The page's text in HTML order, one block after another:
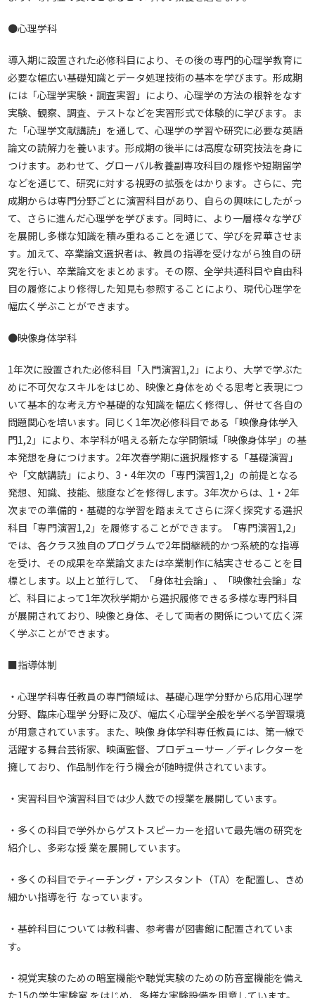
●心理学科
導入期に設置された必修科目により、その後の専門的心理学教育に
必要な幅広い基礎知識とデータ処理技術の基本を学びます。形成期
には「心理学実験・調査実習」により、心理学の方法の根幹をなす
実験、観察、調査、テストなどを実習形式で体験的に学びます。ま
た「心理学文献講読」を通して、心理学の学習や研究に必要な英語
論文の読解力を養います。形成期の後半には高度な研究技法を身に
つけます。あわせて、グローバル教養副専攻科目の履修や短期留学
などを通じて、研究に対する視野の拡張をはかります。さらに、完
成期からは専門分野ごとに演習科目があり、自らの興味にしたがっ
て、さらに進んだ心理学を学びます。同時に、より一層様々な学び
を展開し多様な知識を積み重ねることを通じて、学びを昇華させま
す。加えて、卒業論文選択者は、教員の指導を受けながら独自の研
究を行い、卒業論文をまとめます。その際、全学共通科目や自由科
目の履修により修得した知見も参照することにより、現代心理学を
幅広く学ぶことができます。
●映像身体学科
1年次に設置された必修科目「入門演習1,2」により、大学で学ぶた
めに不可欠なスキルをはじめ、映像と身体をめぐる思考と表現につ
いて基本的な考え方や基礎的な知識を幅広く修得し、併せて各自の
問題関心を培います。同じく1年次必修科目である「映像身体学入
門1,2」により、本学科が唱える新たな学問領域「映像身体学」の基
本発想を身につけます。2年次春学期に選択履修する「基礎演習」
や「文献講読」により、3・4年次の「専門演習1,2」の前提となる
発想、知識、技能、態度などを修得します。3年次からは、1・2年
次までの準備的・基礎的な学習を踏まえてさらに深く探究する選択
科目「専門演習1,2」を履修することができます。「専門演習1,2」
では、各クラス独自のプログラムで2年間継続的かつ系統的な指導
を受け、その成果を卒業論文または卒業制作に結実させることを目
標とします。以上と並行して、「身体社会論」、「映像社会論」な
ど、科目によって1年次秋学期から選択履修できる多様な専門科目
が展開されており、映像と身体、そして両者の関係について広く深
く学ぶことができます。
■指導体制
・心理学科専任教員の専門領域は、基礎心理学分野から応用心理学
分野、臨床心理学 分野に及び、幅広く心理学全般を学べる学習環境
が用意されています。また、映像 身体学科専任教員には、第一線で
活躍する舞台芸術家、映画監督、プロデューサー ／ディレクターを
擁しており、作品制作を行う機会が随時提供されています。
・実習科目や演習科目では少人数での授業を展開しています。
・多くの科目で学外からゲストスピーカーを招いて最先端の研究を
紹介し、多彩な授 業を展開しています。
・多くの科目でティーチング・アシスタント（TA）を配置し、きめ
細かい指導を行 なっています。
・基幹科目については教科書、参考書が図書館に配置されていま
す。
・視覚実験のための暗室機能や聴覚実験のための防音室機能を備え
た15の学生実験室 をはじめ、多様な実験設備を用意しています。